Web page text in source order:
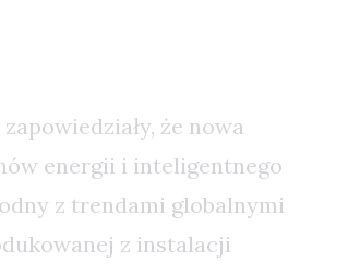
że nowa
energii i inteligentnego
z trendami globalnymi
z instalacji